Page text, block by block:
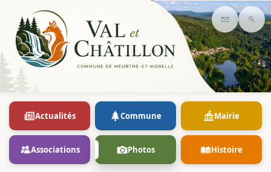
Contact
Actualités Commune Mairie
Associations Photos Histoire